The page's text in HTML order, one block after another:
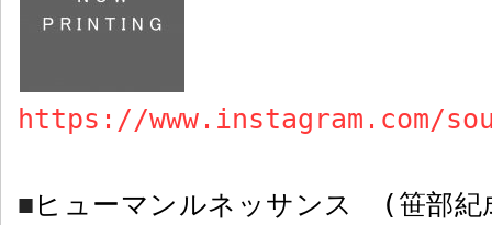
https://www.instagram.com/
■ ヒューマンルネッサンス ( 笹部